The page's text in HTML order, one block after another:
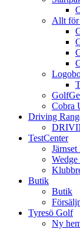
Allt för
Cobra
Driving
TestCenter
Butik
Butik
Tyresö Golf
Ny